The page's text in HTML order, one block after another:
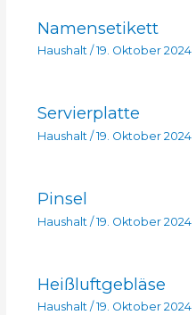
Namensetikett
Haushalt/ 19. Oktober 2024
Servierplatte
Haushalt / 19. Oktober 2024
Pinsel
Haushalt /19. Oktober 2024
Heißluftgebläse
Haushalt/ 19. Oktober 2024